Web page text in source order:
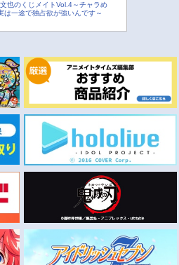
也のくじメイトVol.4～チャラめ
は一途で独占欲が強いんです～